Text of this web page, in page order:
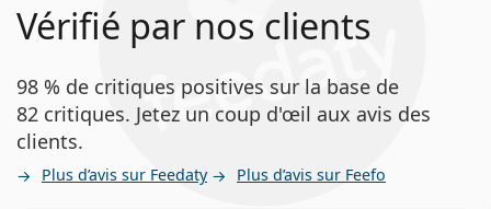
Vérifié par nos clients
98 % de critiques positives sur la base de
82 critiques. Jetez un coup d'œil aux avis des
clients.
Plus d’avis sur Feedaty Plus d’avis sur Feefo